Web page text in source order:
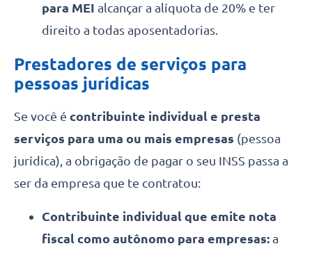
para MEI alcançar a alíquota de 20% e ter
direito a todas aposentadorias.
Prestadores de serviços para
pessoas jurídicas
Se você é contribuinte individual e presta
serviços para uma ou mais empresas (pessoa
jurídica), a obrigação de pagar o seu INSS passa a
ser da empresa que te contratou:
Contribuinte individual que emite nota
fiscal como autônomo para empresas: a